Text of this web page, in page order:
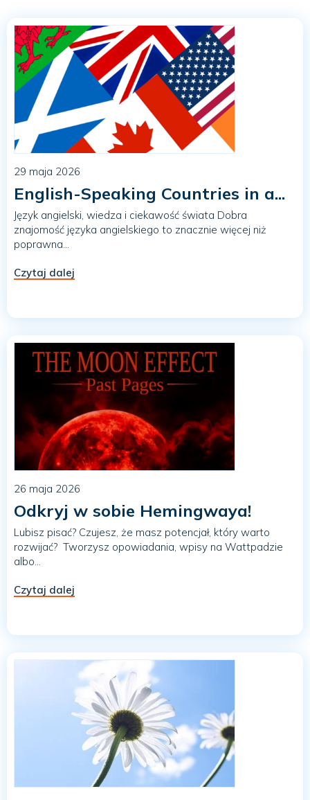
29 maja 2026
English-Speaking Countries in a...
Język angielski, wiedza i ciekawość świata Dobra
znajomość języka angielskiego to znacznie więcej niż
poprawna...
Czytaj dalej
26 maja 2026
Odkryj w sobie Hemingwaya!
Lubisz pisać? Czujesz, że masz potencjał, który warto
rozwijać? Tworzysz opowiadania, wpisy na Wattpadzie
albo...
Czytaj dalej